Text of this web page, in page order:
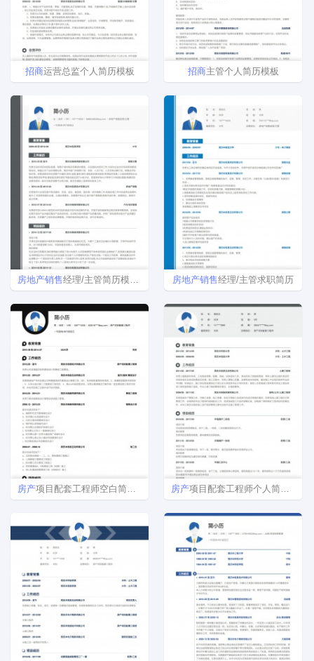
招商运营总监个人简历模板 招商主管个人简历模板
房地产销售经理/主管简历模板下载 房地产销售经理/主管求职简历
房产项目配套工程师空白简历模板下载 房产项目配套工程师个人简历模版